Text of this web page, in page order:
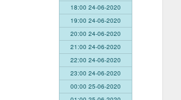
18:00 24-06-2020
19:00 24-06-2020
20:00 24-06-2020
21:00 24-06-2020
22:00 24-06-2020
23:00 24-06-2020
00:00 25-06-2020